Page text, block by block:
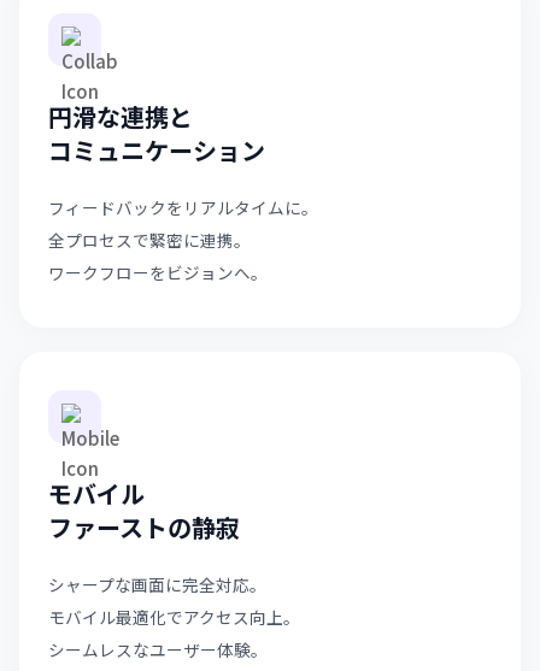
円滑な連携と
コミュニケーション
フィードバックをリアルタイムに。
全プロセスで緊密に連携。
ワークフローをビジョンへ。
モバイル
ファーストの静寂
シャープな画面に完全対応。
モバイル最適化でアクセス向上。
シームレスなユーザー体験。